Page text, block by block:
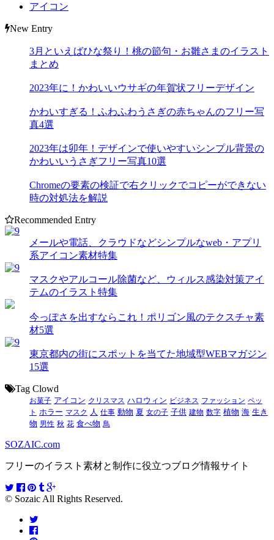
アイコン
New Entry
3月といえばひな祭り！桃の節句・お雛さまのイラスト
まとめ
2023年に！かわいいウサギの年賀状フリーデザイン
かわいすぎる！ふわふわうさぎの赤ちゃんのフリー写
真4選
2023年は卯年！デザインで使いやすいシンプル背景の
かわいいうさぎフリー写真10選
Chromeの要素の検証で右クリックでコピーができない
時の対処法を解説
Recommended Entry
メールや電話、クラウドなどシンプルなweb・アプリ
系アイコン素材特集
マスクやアルコール除菌など、ウィルス感染対策アイ
テムのイラスト特集
今っぽさを出すならこれ！ポリゴン風のテクスチャ素
材5選
東京都内の街にスポットを当てた地域型WEBマガジン
15選
Tag Clowd
お菓子 アイコン クリスマス ハロウィン ビジネス ファッション ペッ
ト ホラー マスク 人 仕事 動物 夏 女の子 子供 建物 数字 植物 海 生き
物 男性 秋 花 食べ物 鳥
SOZAIC.com
フリーのイラスト素材と制作に役立つブログ情報サイト
© Sozaic All Rights Reserved.